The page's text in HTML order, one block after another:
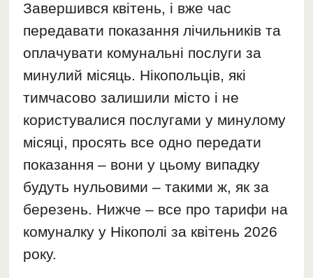
Завершився квітень, і вже час
передавати показання лічильників та
оплачувати комунальні послуги за
минулий місяць. Нікопольців, які
тимчасово залишили місто і не
користувалися послугами у минулому
місяці, просять все одно передати
показання – вони у цьому випадку
будуть нульовими – такими ж, як за
березень. Нижче – все про тарифи на
комуналку у Нікополі за квітень 2026
року.